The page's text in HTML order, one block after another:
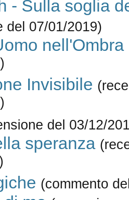
- Sulla soglia
del 07/01/2019)
nell'Ombra
Invisibile
del 03/12/
speranza
(commento